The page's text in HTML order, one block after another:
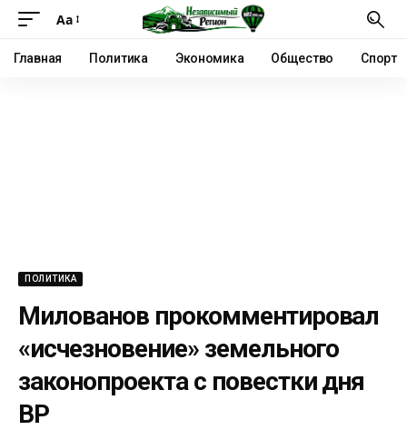
Аа
Главная Политика Экономика Общество Спорт
ПОЛИТИКА
Милованов прокомментировал
«исчезновение» земельного
законопроекта с повестки дня
ВР